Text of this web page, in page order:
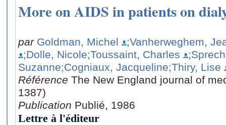
More on AIDS in patients on
par Goldman, Michel
;Vanherweghem,
;Dolle, Nicole;Toussaint, Charles
Suzanne;Cogniaux, Jacqueline;Thiry, Lise
Référence The New England journal of
1387)
Publication Publié, 1986
Lettre à l'éditeur